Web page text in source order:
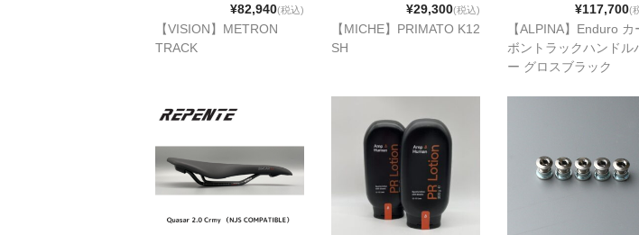
¥82,940(税込)
【VISION】METRON
TRACK
¥29,300(税込)
【MICHE】PRIMATO K12
SH
¥117,700(
【ALPINA】Enduro カ
ボントラックハンドル
ー グロスブラック